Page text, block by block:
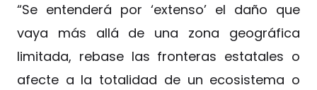
“Se entenderá por ‘extenso’ el daño que
vaya más allá de una zona geográfica
limitada, rebase las fronteras estatales o
afecte a la totalidad de un ecosistema o